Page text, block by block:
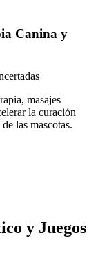
Canina y
masajes
la curación
las mascotas.
y Juegos